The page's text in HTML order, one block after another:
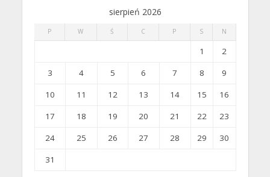
sierpień 2026
P W Ś C P S N
1
2
3
4 5 6 7 8
9
10
11 12 13 14 15
16
17
18 19 20 21 22
23
24
25 26 27 28 29
30
31